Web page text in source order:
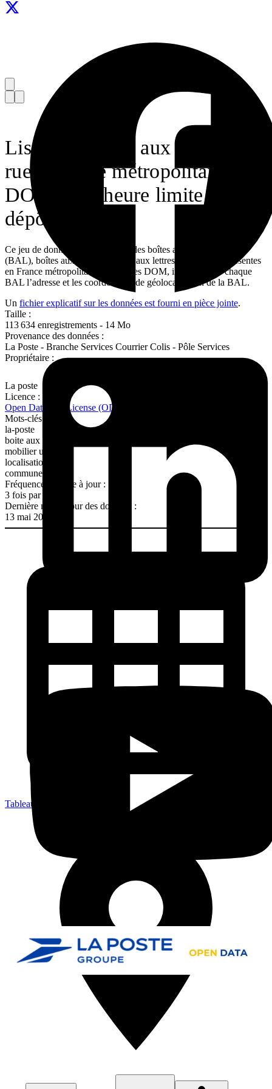
Liste des boîtes aux lettres de
rue - France métropolitaine et
DOM avec heure limite de
dépôt
Ce jeu de données fournit la liste des boîtes aux lettres de rue
(BAL), boîtes aux lettres et boîtes aux lettres modulables, présentes
en France métropolitaine et dans les DOM, incluant pour chaque
BAL l’adresse et les coordonnées de géolocalisation de la BAL.
Un fichier explicatif sur les données est fourni en pièce jointe.
Taille :
113 634 enregistrements - 14 Mo
Provenance des données :
La Poste - Branche Services Courrier Colis - Pôle Services
Propriétaire :
La poste
Licence :
Open Database License (ODbL)
Mots-clés :
la-poste
boite aux lettres
mobilier urbain
localisation
commune
Fréquence de mise à jour :
3 fois par an
Dernière mise à jour des données :
13 mai 2026
Tableau